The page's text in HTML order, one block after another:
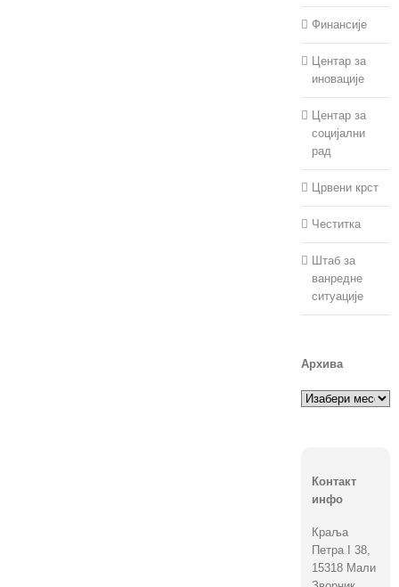
Финансије
Центар за
иновације
Центар за
социјални
рад
Црвени крст
Честитка
Штаб за
ванредне
ситуације
Архива
Архива
Контакт
инфо
Краља
Петра I 38,
15318 Мали